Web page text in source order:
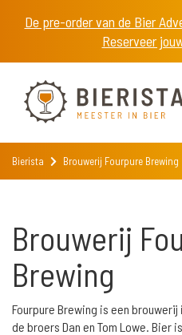
De pre-order van de Bier
Reserveer
Bierista Brouwerij Fourpure Brewing
Brouwerij
Brewing
Fourpure Brewing is een
de broers Dan en Tom Lowe. Bier